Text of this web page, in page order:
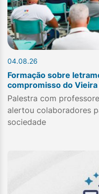
04.08.26
Formação sobre
compromisso do
Palestra com
alertou colaboradores
sociedade